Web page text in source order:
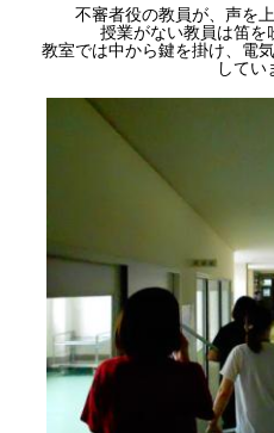
不審者役の教員が、声を
授業がない教員は笛を
教室では中から鍵を掛け、電
してい